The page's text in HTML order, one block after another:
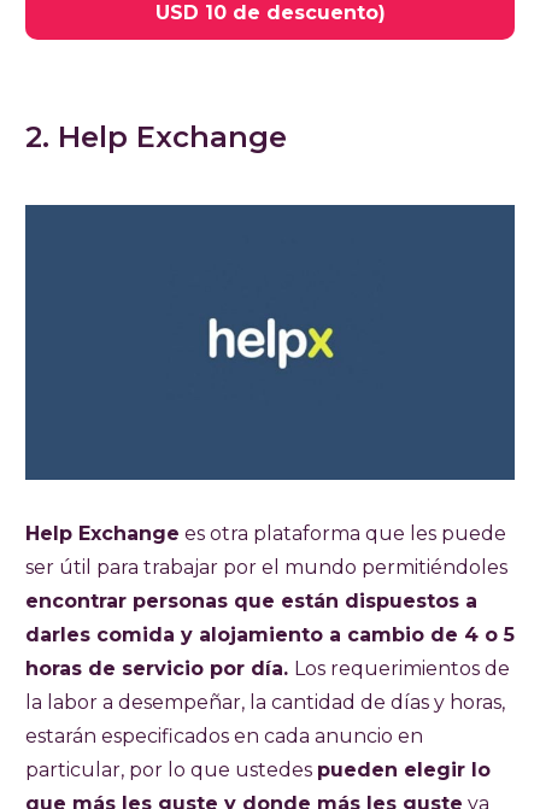
USD 10 de descuento)
2. Help Exchange
Help Exchange es otra plataforma que les puede
ser útil para trabajar por el mundo permitiéndoles
encontrar personas que están dispuestos a
darles comida y alojamiento a cambio de 4 o 5
horas de servicio por día. Los requerimientos de
la labor a desempeñar, la cantidad de días y horas,
estarán especificados en cada anuncio en
particular, por lo que ustedes pueden elegir lo
que más les guste y donde más les guste ya